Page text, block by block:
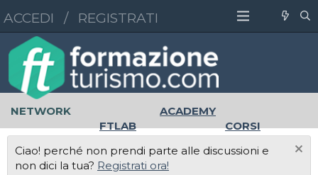
ACCEDI / REGISTRATI
NETWORK
ACADEMY
FTLAB
CORSI
LAVORO
Ciao! perché non prendi parte alle discussioni e
non dici la tua? Registrati ora!